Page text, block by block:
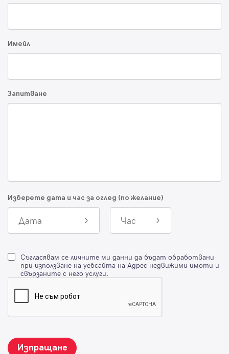
Имейл
Запитване
Изберете дата и час за оглед (по желание)
Дата Час
Съгласявам се личните ми данни да бъдат обработвани
при използване на уебсайта на Адрес недвижими имоти и
свързаните с него услуги.
Изпращане